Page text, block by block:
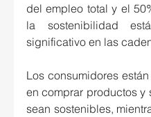
del empleo total y el
la sostenibilidad
significativo en las
Los consumidores
en comprar productos y
sean sostenibles,